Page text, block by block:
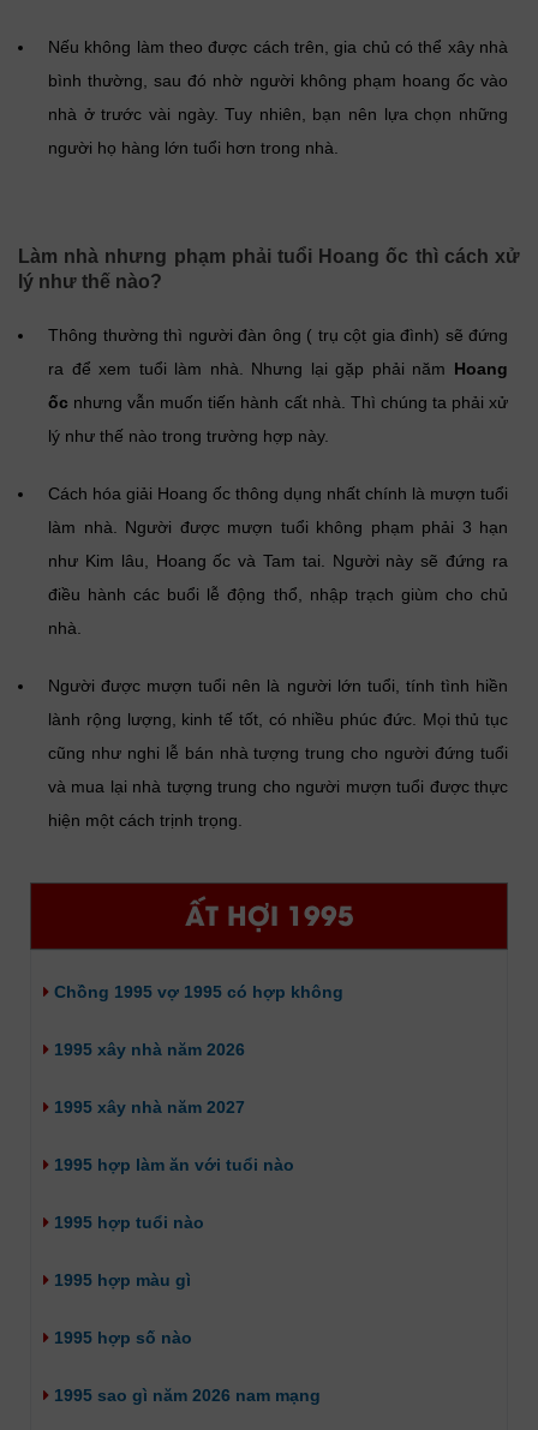
Nếu không làm theo được cách trên, gia chủ có thể xây nhà
bình thường, sau đó nhờ người không phạm hoang ốc vào
nhà ở trước vài ngày. Tuy nhiên, bạn nên lựa chọn những
người họ hàng lớn tuổi hơn trong nhà.
Làm nhà nhưng phạm phải tuổi Hoang ốc thì cách xử
lý như thế nào?
Thông thường thì người đàn ông ( trụ cột gia đình) sẽ đứng
ra để xem tuổi làm nhà. Nhưng lại gặp phải năm Hoang
ốc nhưng vẫn muốn tiến hành cất nhà. Thì chúng ta phải xử
lý như thế nào trong trường hợp này.
Cách hóa giải Hoang ốc thông dụng nhất chính là mượn tuổi
làm nhà. Người được mượn tuổi không phạm phải 3 hạn
như Kim lâu, Hoang ốc và Tam tai. Người này sẽ đứng ra
điều hành các buổi lễ động thổ, nhập trạch giùm cho chủ
nhà.
Người được mượn tuổi nên là người lớn tuổi, tính tình hiền
lành rộng lượng, kinh tế tốt, có nhiều phúc đức. Mọi thủ tục
cũng như nghi lễ bán nhà tượng trung cho người đứng tuổi
và mua lại nhà tượng trung cho người mượn tuổi được thực
hiện một cách trịnh trọng.
ẤT HỢI 1995
Chồng 1995 vợ 1995 có hợp không
1995 xây nhà năm 2026
1995 xây nhà năm 2027
1995 hợp làm ăn với tuổi nào
1995 hợp tuổi nào
1995 hợp màu gì
1995 hợp số nào
1995 sao gì năm 2026 nam mạng